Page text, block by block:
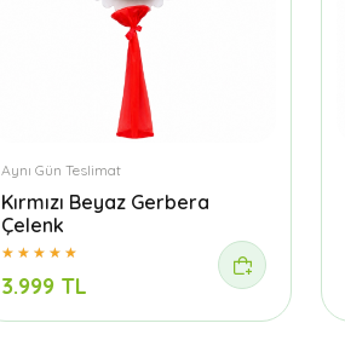
Aynı Gün Teslimat
Kırmızı Beyaz Gerbera
Çelenk
3.999 TL